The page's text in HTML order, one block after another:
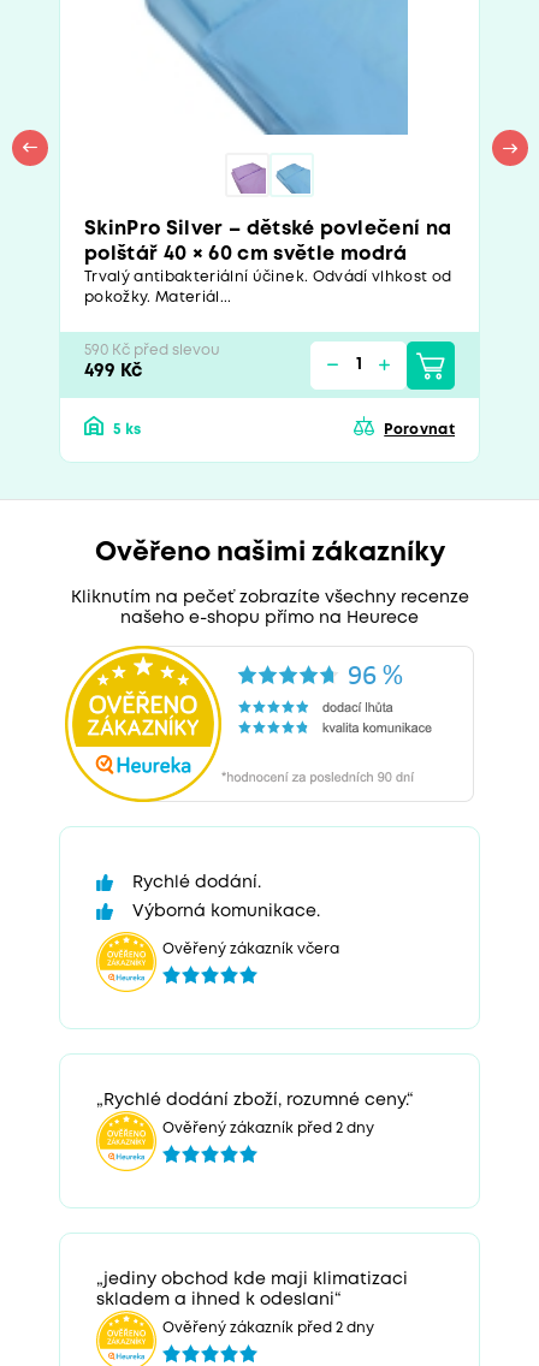
SkinPro Silver – dětské povlečení na
polštář 40 × 60 cm světle modrá
Trvalý antibakteriální účinek. Odvádí vlhkost od
pokožky. Materiál...
590 Kč před slevou
499 Kč
5 ks Porovnat
Ověřeno našimi zákazníky
Kliknutím na pečeť zobrazíte všechny recenze
našeho e-shopu přímo na Heurece
Rychlé dodání.
Výborná komunikace.
Ověřený zákazník včera
„Rychlé dodání zboží, rozumné ceny.“
Ověřený zákazník před 2 dny
„jediny obchod kde maji klimatizaci
skladem a ihned k odeslani“
Ověřený zákazník před 2 dny